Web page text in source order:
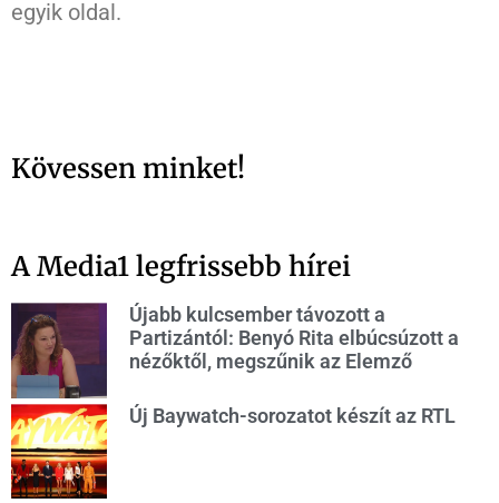
egyik oldal.
Kövessen minket!
A Media1 legfrissebb hírei
Újabb kulcsember távozott a
Partizántól: Benyó Rita elbúcsúzott a
nézőktől, megszűnik az Elemző
Új Baywatch-sorozatot készít az RTL